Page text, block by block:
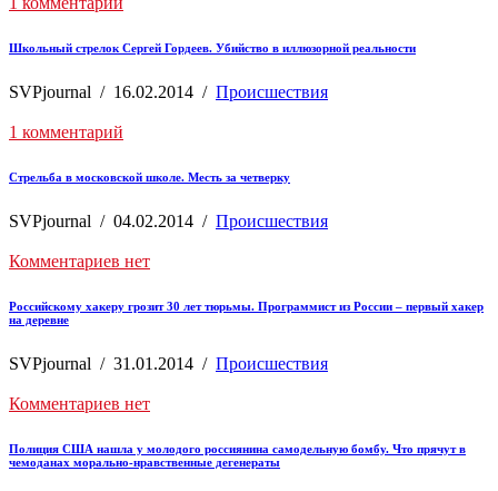
Школьный стрелок Сергей Гордеев. Убийство в иллюзорной реальности
SVPjournal / 16.02.2014 / Происшествия
1 комментарий
Стрельба в московской школе. Месть за четверку
SVPjournal / 04.02.2014 / Происшествия
Комментариев нет
Российскому хакеру грозит 30 лет тюрьмы. Программист из России – первый хакер
на деревне
SVPjournal / 31.01.2014 / Происшествия
Комментариев нет
Полиция США нашла у молодого россиянина самодельную бомбу. Что прячут в
чемоданах морально-нравственные дегенераты